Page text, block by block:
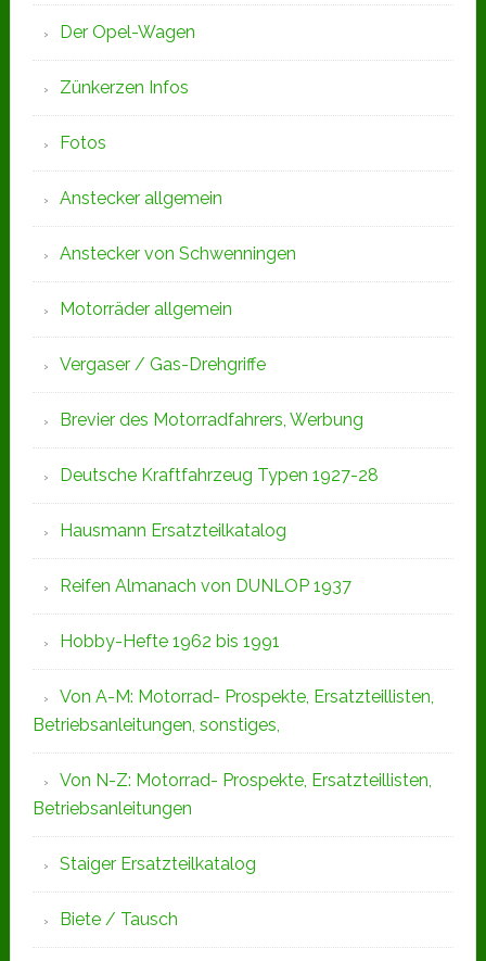
Der Opel-Wagen
Zünkerzen Infos
Fotos
Anstecker allgemein
Anstecker von Schwenningen
Motorräder allgemein
Vergaser / Gas-Drehgriffe
Brevier des Motorradfahrers, Werbung
Deutsche Kraftfahrzeug Typen 1927-28
Hausmann Ersatzteilkatalog
Reifen Almanach von DUNLOP 1937
Hobby-Hefte 1962 bis 1991
Von A-M: Motorrad- Prospekte, Ersatzteillisten,
Betriebsanleitungen, sonstiges,
Von N-Z: Motorrad- Prospekte, Ersatzteillisten,
Betriebsanleitungen
Staiger Ersatzteilkatalog
Biete / Tausch